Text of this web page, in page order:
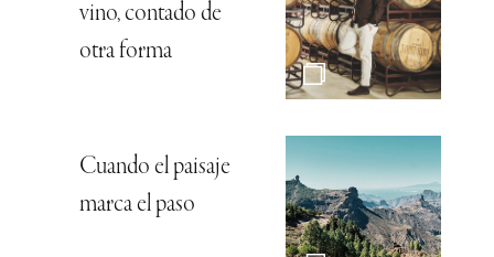
vino, contado de
otra forma
Cuando el paisaje
marca el paso